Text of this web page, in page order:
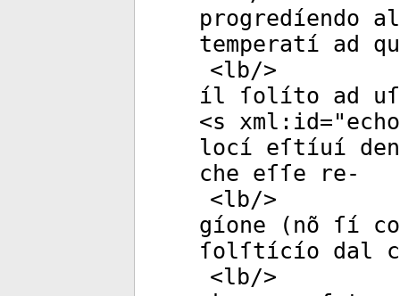
progredíendo
temperatí ad
<lb/>
íl ſolíto ad
<s xml:id="
locí eſtíuí
che eſſe re-
<lb/>
gíone (nõ ſí
ſolſtícío dal
<lb/>